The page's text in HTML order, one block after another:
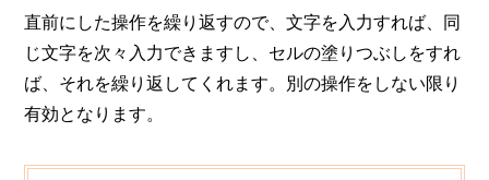
直前にした操作を繰り返すので、文字を入力すれば、同
じ文字を次々入力できますし、セルの塗りつぶしをすれ
ば、それを繰り返してくれます。別の操作をしない限り
有効となります。